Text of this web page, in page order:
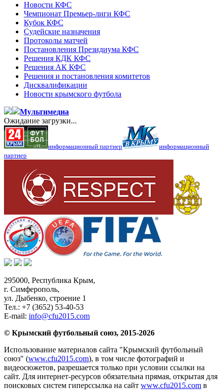
Новости КФС
Чемпионат Премьер-лиги КФС
Кубок КФС
Судейские назначения
Протоколы матчей
Постановления Президиума КФС
Решения КДК КФС
Решения АК КФС
Решения и постановления комитетов
Дисквалификации
Новости крымского футбола
Мультимедиа
Ожидание загрузки...
информационный партнер
информационный
партнер
295000, Республика Крым,
г. Симферополь,
ул. Дыбенко, строение 1
Тел.: +7 (3652) 53-40-53
E-mail: info@cfu2015.com
© Крымский футбольный союз, 2015-2026
Использование материалов сайта "Крымский футбольный
союз" (www.cfu2015.com), в том числе фотографий и
видеосюжетов, разрешается только при условии ссылки на
сайт. Для интернет-ресурсов обязательна прямая, открытая для
поисковых систем гиперссылка на сайт www.cfu2015.com в